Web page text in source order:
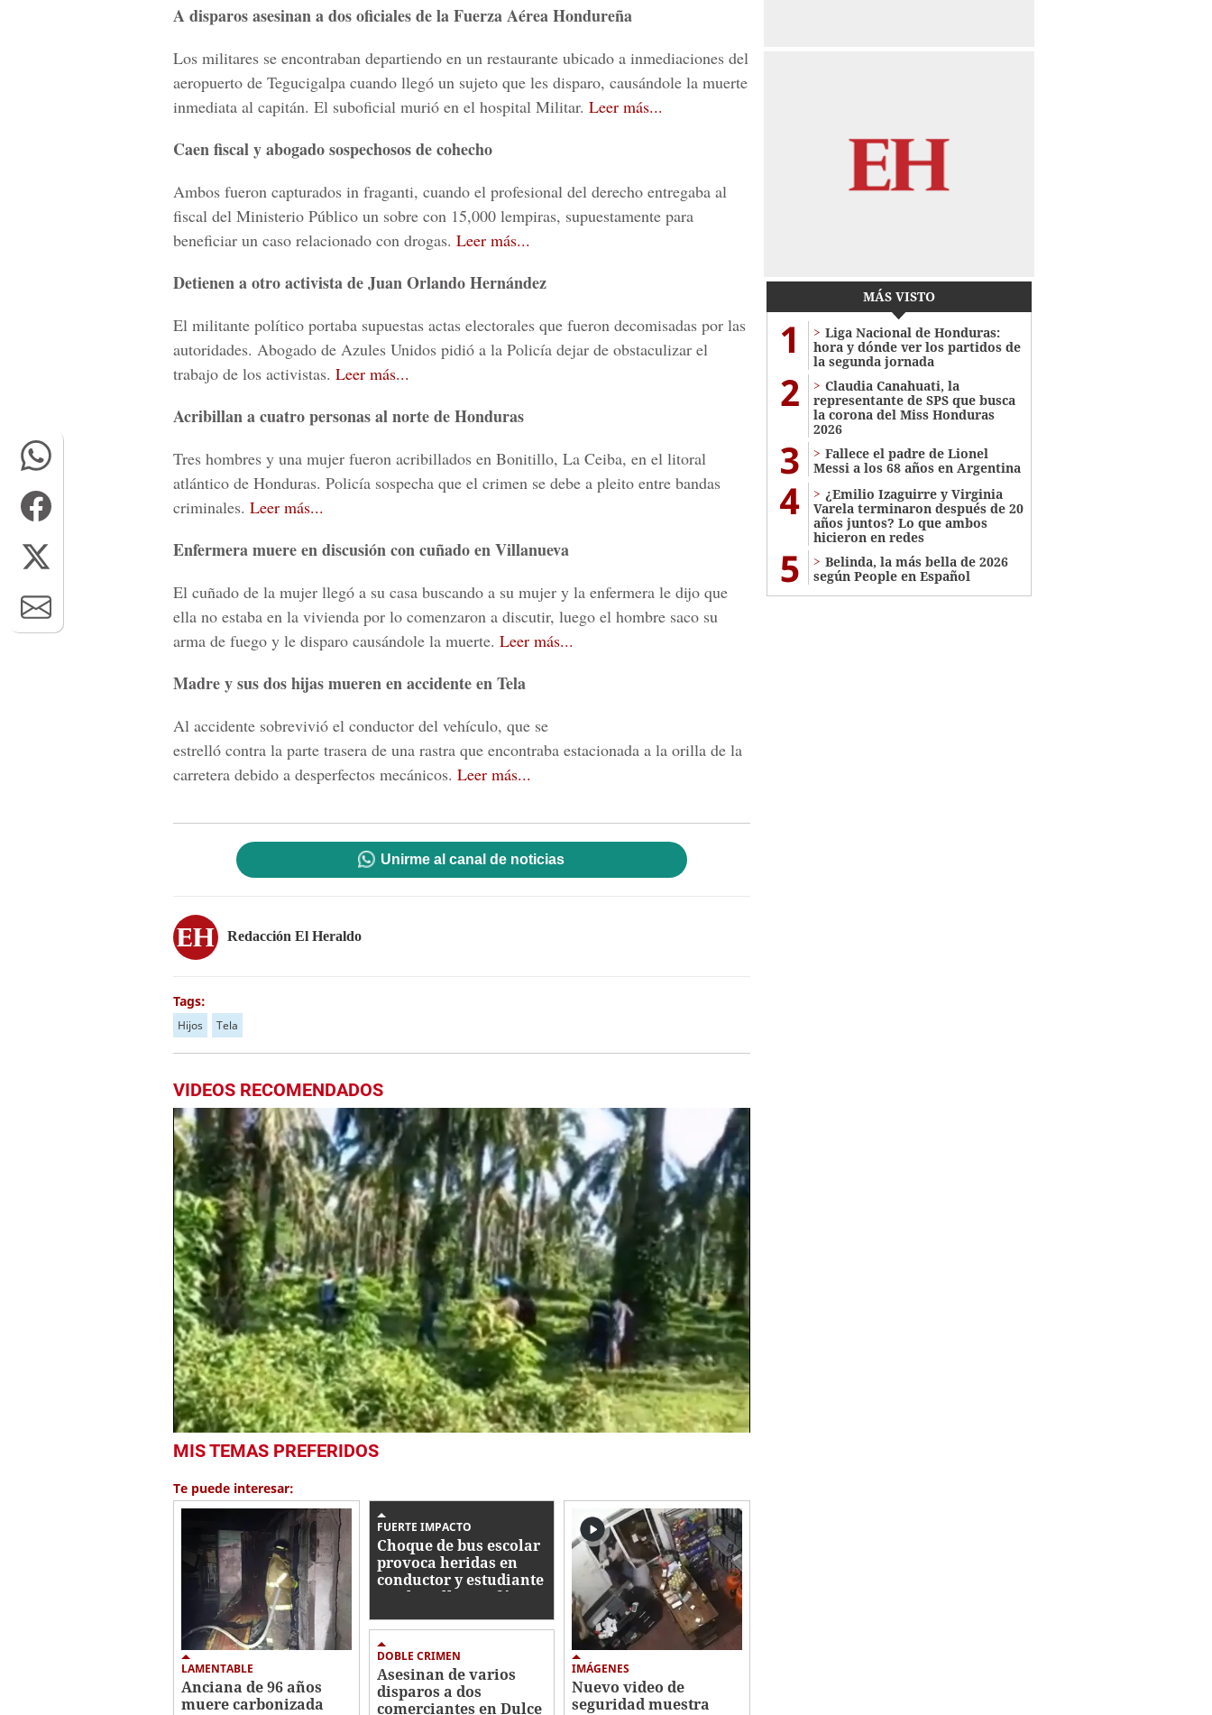
A disparos asesinan a dos oficiales de la Fuerza Aérea Hondureña
Los militares se encontraban departiendo en un restaurante ubicado a inmediaciones del
aeropuerto de Tegucigalpa cuando llegó un sujeto que les disparo, causándole la muerte
inmediata al capitán. El suboficial murió en el hospital Militar. Leer más...
Caen fiscal y abogado sospechosos de cohecho
Ambos fueron capturados in fraganti, cuando el profesional del derecho entregaba al
fiscal del Ministerio Público un sobre con 15,000 lempiras, supuestamente para
beneficiar un caso relacionado con drogas. Leer más...
Detienen a otro activista de Juan Orlando Hernández
El militante político portaba supuestas actas electorales que fueron decomisadas por las
autoridades. Abogado de Azules Unidos pidió a la Policía dejar de obstaculizar el
trabajo de los activistas. Leer más...
Acribillan a cuatro personas al norte de Honduras
Tres hombres y una mujer fueron acribillados en Bonitillo, La Ceiba, en el litoral
atlántico de Honduras. Policía sospecha que el crimen se debe a pleito entre bandas
criminales. Leer más...
Enfermera muere en discusión con cuñado en Villanueva
El cuñado de la mujer llegó a su casa buscando a su mujer y la enfermera le dijo que
ella no estaba en la vivienda por lo comenzaron a discutir, luego el hombre saco su
arma de fuego y le disparo causándole la muerte. Leer más...
Madre y sus dos hijas mueren en accidente en Tela
Al accidente sobrevivió el conductor del vehículo, que se
estrelló contra la parte trasera de una rastra que encontraba estacionada a la orilla de la
carretera debido a desperfectos mecánicos. Leer más...
Unirme al canal de noticias
Redacción El Heraldo
Tags:
Hijos Tela
VIDEOS RECOMENDADOS
seconds
59
secondsVolume
0%
MIS TEMAS PREFERIDOS
Te puede interesar:
LAMENTABLE
Anciana de 96 años
muere carbonizada
FUERTE IMPACTO
Choque de bus escolar
provoca heridas en
conductor y estudiante
en el Anillo Periférico
DOBLE CRIMEN
Asesinan de varios
disparos a dos
comerciantes en Dulce
IMÁGENES
Nuevo video de
seguridad muestra
MÁS VISTO
1
Liga Nacional de Honduras:
hora y dónde ver los partidos de
la segunda jornada
2
Claudia Canahuati, la
representante de SPS que busca
la corona del Miss Honduras
2026
3
Fallece el padre de Lionel
Messi a los 68 años en Argentina
4
¿Emilio Izaguirre y Virginia
Varela terminaron después de 20
años juntos? Lo que ambos
hicieron en redes
5
Belinda, la más bella de 2026
según People en Español